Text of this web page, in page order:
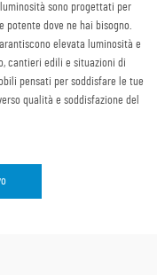
sono progettati per
dove ne hai bisogno.
elevata luminosità e
cantieri edili e situazioni di
pensati per soddisfare le tue
qualità e soddisfazione del